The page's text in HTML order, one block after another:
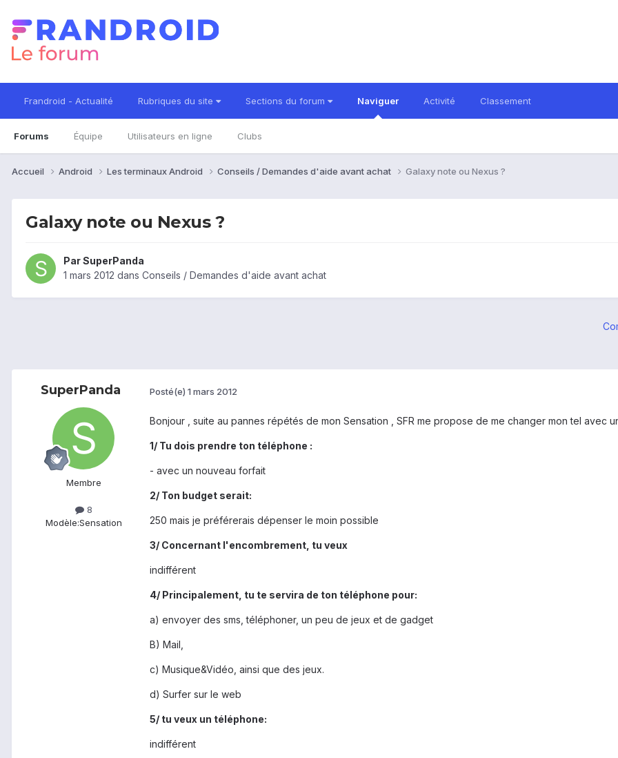
Frandroid - Actualité Rubriques du site Sections du forum Naviguer
Forums Équipe Utilisateurs en ligne Clubs
Activité Classement
Accueil Android Les terminaux Android Conseils / Demandes d'aide avant achat Galaxy note ou Nexus ?
Galaxy note ou Nexus ?
ParSuperPanda
1 mars 2012 dans Conseils / Demandes d'aide avant achat
SuperPanda
Membre
8
Modèle:Sensation
Posté(e) 1 mars 2012
Bonjour , suite au pannes répétés de mon Sensation , SFR me propose de me changer mon tel avec
1/ Tu dois prendre ton téléphone :
- avec un nouveau forfait
2/ Ton budget serait:
250 mais je préférerais dépenser le moin possible
3/ Concernant l'encombrement, tu veux
indifférent
4/ Principalement, tu te servira de ton téléphone pour:
a) envoyer des sms, téléphoner, un peu de jeux et de gadget
B) Mail,
c) Musique&Vidéo, ainsi que des jeux.
d) Surfer sur le web
5/ tu veux un téléphone:
indifférent